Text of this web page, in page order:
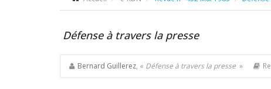
Défense à travers la presse
Bernard Guillerez, « Défense à travers la presse »